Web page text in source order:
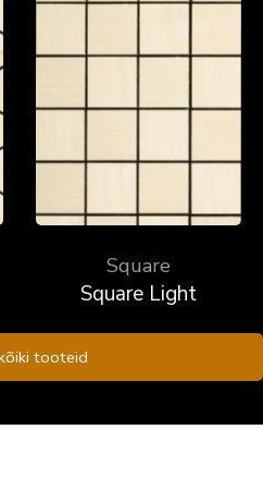
Square
Square Light
tooteid